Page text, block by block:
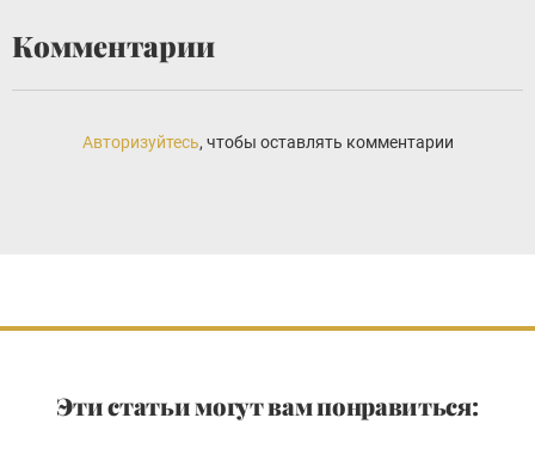
Комментарии
Авторизуйтесь, чтобы оставлять комментарии
Эти статьи могут вам понравиться: